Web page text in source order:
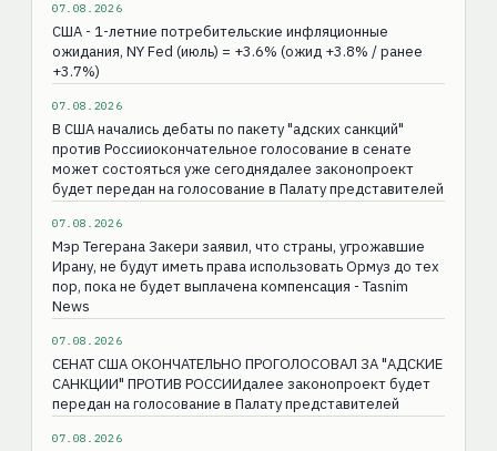
07.08.2026
США - 1-летние потребительские инфляционные
ожидания, NY Fed (июль) = +3.6% (ожид +3.8% / ранее
+3.7%)
07.08.2026
В США начались дебаты по пакету "адских санкций"
против Россииокончательное голосование в сенате
может состояться уже сегоднядалее законопроект
будет передан на голосование в Палату представителей
07.08.2026
Мэр Тегерана Закери заявил, что страны, угрожавшие
Ирану, не будут иметь права использовать Ормуз до тех
пор, пока не будет выплачена компенсация - Tasnim
News
07.08.2026
СЕНАТ США ОКОНЧАТЕЛЬНО ПРОГОЛОСОВАЛ ЗА "АДСКИЕ
САНКЦИИ" ПРОТИВ РОССИИдалее законопроект будет
передан на голосование в Палату представителей
07.08.2026